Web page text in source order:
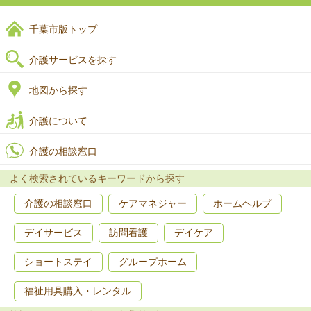
千葉市版トップ
介護サービスを探す
地図から探す
介護について
介護の相談窓口
よく検索されているキーワードから探す
介護の相談窓口 ケアマネジャー ホームヘルプ
デイサービス 訪問看護 デイケア
ショートステイ グループホーム
福祉用具購入・レンタル